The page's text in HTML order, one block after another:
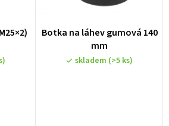
Botka na láhev gumová 140
mm
skladem (>5 ks)